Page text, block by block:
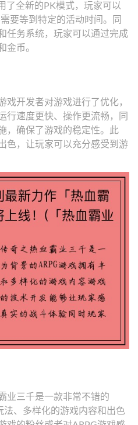
了全新的PK模式，玩家可以
要等到特定的活动时间。同
任务系统，玩家可以通过完成
金币。
开发者对游戏进行了优化，
行速度更快、操作更流畅，同
，确保了游戏的稳定性。此
色，让玩家可以充分感受到游
业三千是一款非常不错的
法、多样化的游戏内容和出色